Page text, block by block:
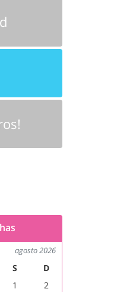
agosto 2026
S
D
1
2